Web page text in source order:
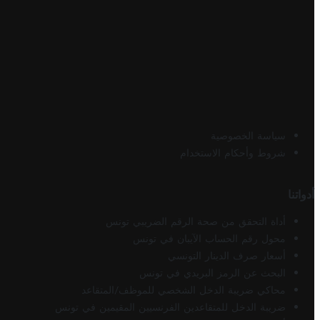
سياسة الخصوصية
شروط وأحكام الاستخدام
أدواتنا
أداة التحقق من صحة الرقم الضريبي تونس
محول رقم الحساب الآيبان في تونس
أسعار صرف الدينار التونسي
البحث عن الرمز البريدي في تونس
محاكي ضريبة الدخل الشخصي للموظف/المتقاعد
ضريبة الدخل للمتقاعدين الفرنسيين المقيمين في تونس